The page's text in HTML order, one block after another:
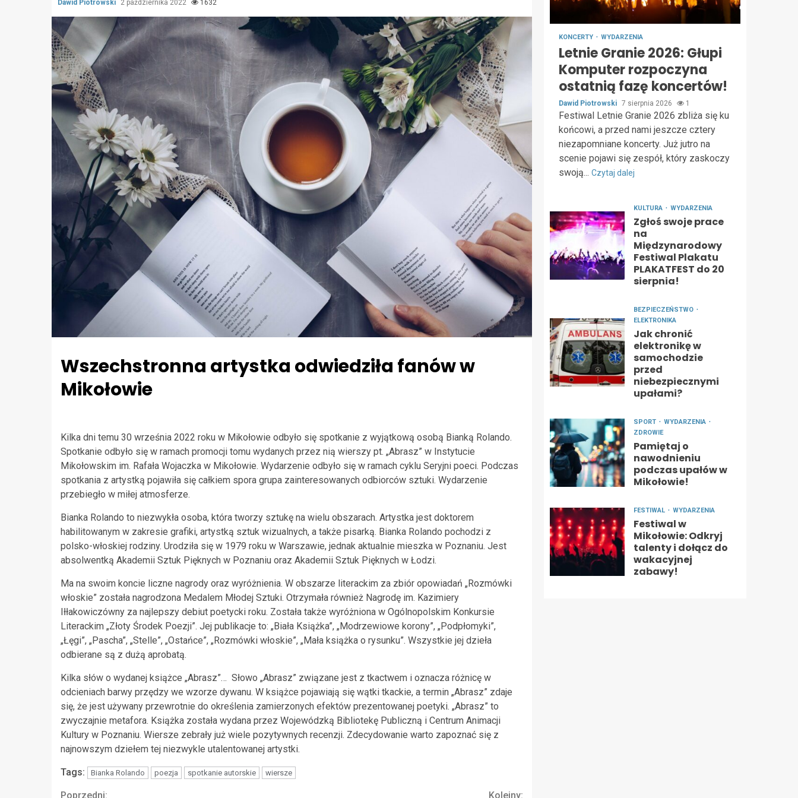
Dawid Piotrowski 2 października 2022 1632
Wszechstronna artystka odwiedziła fanów w
Mikołowie
Kilka dni temu 30 września 2022 roku w Mikołowie odbyło się spotkanie z wyjątkową osobą Bianką Rolando.
Spotkanie odbyło się w ramach promocji tomu wydanych przez nią wierszy pt. „Abrasz” w Instytucie
Mikołowskim im. Rafała Wojaczka w Mikołowie. Wydarzenie odbyło się w ramach cyklu Seryjni poeci. Podczas
spotkania z artystką pojawiła się całkiem spora grupa zainteresowanych odbiorców sztuki. Wydarzenie
przebiegło w miłej atmosferze.
Bianka Rolando to niezwykła osoba, która tworzy sztukę na wielu obszarach. Artystka jest doktorem
habilitowanym w zakresie grafiki, artystką sztuk wizualnych, a także pisarką. Bianka Rolando pochodzi z
polsko-włoskiej rodziny. Urodziła się w 1979 roku w Warszawie, jednak aktualnie mieszka w Poznaniu. Jest
absolwentką Akademii Sztuk Pięknych w Poznaniu oraz Akademii Sztuk Pięknych w Łodzi.
Ma na swoim koncie liczne nagrody oraz wyróżnienia. W obszarze literackim za zbiór opowiadań „Rozmówki
włoskie” została nagrodzona Medalem Młodej Sztuki. Otrzymała również Nagrodę im. Kazimiery
Iłłakowiczówny za najlepszy debiut poetycki roku. Została także wyróżniona w Ogólnopolskim Konkursie
Literackim „Złoty Środek Poezji”. Jej publikacje to: „Biała Książka”, „Modrzewiowe korony”, „Podpłomyki”,
„Łęgi”, „Pascha”, „Stelle”, „Ostańce”, „Rozmówki włoskie”, „Mała książka o rysunku”. Wszystkie jej dzieła
odbierane są z dużą aprobatą.
Kilka słów o wydanej książce „Abrasz”… Słowo „Abrasz” związane jest z tkactwem i oznacza różnicę w
odcieniach barwy przędzy we wzorze dywanu. W książce pojawiają się wątki tkackie, a termin „Abrasz” zdaje
się, że jest używany przewrotnie do określenia zamierzonych efektów prezentowanej poetyki. „Abrasz” to
zwyczajnie metafora. Książka została wydana przez Wojewódzką Bibliotekę Publiczną i Centrum Animacji
Kultury w Poznaniu. Wiersze zebrały już wiele pozytywnych recenzji. Zdecydowanie warto zapoznać się z
najnowszym dziełem tej niezwykle utalentowanej artystki.
Tags: Bianka Rolando poezja spotkanie autorskie wiersze
Poprzedni: Kolejny:
KONCERTY WYDARZENIA
Letnie Granie 2026: Głupi
Komputer rozpoczyna
ostatnią fazę koncertów!
Dawid Piotrowski 7 sierpnia 2026 1
Festiwal Letnie Granie 2026 zbliża się ku
końcowi, a przed nami jeszcze cztery
niezapomniane koncerty. Już jutro na
scenie pojawi się zespół, który zaskoczy
swoją... Czytaj dalej
KULTURA WYDARZENIA
Zgłoś swoje prace
na
Międzynarodowy
Festiwal Plakatu
PLAKATFEST do 20
sierpnia!
BEZPIECZEŃSTWO
ELEKTRONIKA
Jak chronić
elektronikę w
samochodzie
przed
niebezpiecznymi
upałami?
SPORT
WYDARZENIA
ZDROWIE
Pamiętaj o
nawodnieniu
podczas upałów w
Mikołowie!
FESTIWAL WYDARZENIA
Festiwal w
Mikołowie: Odkryj
talenty i dołącz do
wakacyjnej
zabawy!